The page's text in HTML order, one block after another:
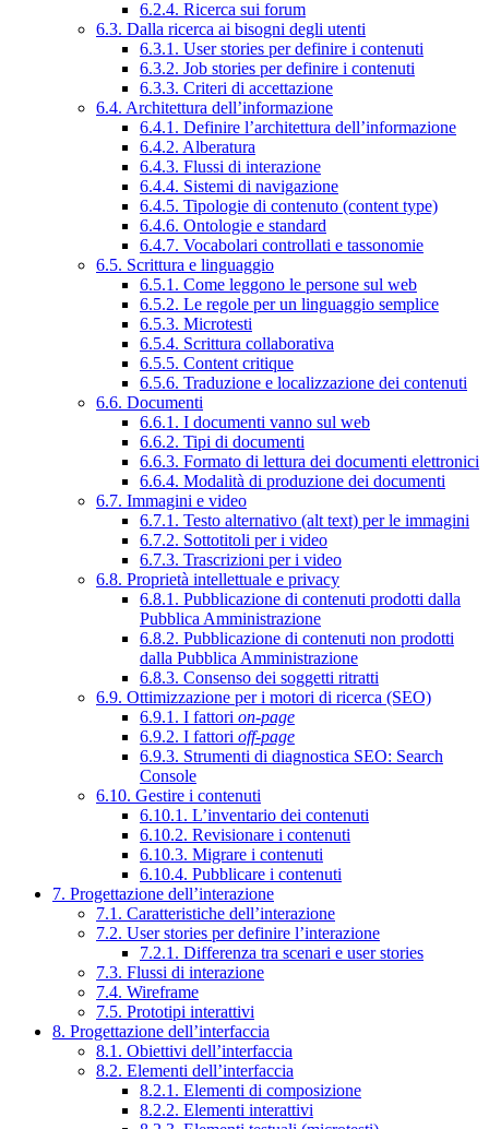
6.2.4. Ricerca sui forum
6.3. Dalla ricerca ai bisogni degli utenti
6.3.1. User stories per definire i contenuti
6.3.2. Job stories per definire i contenuti
6.3.3. Criteri di accettazione
6.4. Architettura dell’informazione
6.4.1. Definire l’architettura dell’informazione
6.4.2. Alberatura
6.4.3. Flussi di interazione
6.4.4. Sistemi di navigazione
6.4.5. Tipologie di contenuto (content type)
6.4.6. Ontologie e standard
6.4.7. Vocabolari controllati e tassonomie
6.5. Scrittura e linguaggio
6.5.1. Come leggono le persone sul web
6.5.2. Le regole per un linguaggio semplice
6.5.3. Microtesti
6.5.4. Scrittura collaborativa
6.5.5. Content critique
6.5.6. Traduzione e localizzazione dei contenuti
6.6. Documenti
6.6.1. I documenti vanno sul web
6.6.2. Tipi di documenti
6.6.3. Formato di lettura dei documenti elettronici
6.6.4. Modalità di produzione dei documenti
6.7. Immagini e video
6.7.1. Testo alternativo (alt text) per le immagini
6.7.2. Sottotitoli per i video
6.7.3. Trascrizioni per i video
6.8. Proprietà intellettuale e privacy
6.8.1. Pubblicazione di contenuti prodotti dalla
Pubblica Amministrazione
6.8.2. Pubblicazione di contenuti non prodotti
dalla Pubblica Amministrazione
6.8.3. Consenso dei soggetti ritratti
6.9. Ottimizzazione per i motori di ricerca (SEO)
6.9.1. I fattori on-page
6.9.2. I fattori off-page
6.9.3. Strumenti di diagnostica SEO: Search
Console
6.10. Gestire i contenuti
6.10.1. L’inventario dei contenuti
6.10.2. Revisionare i contenuti
6.10.3. Migrare i contenuti
6.10.4. Pubblicare i contenuti
7. Progettazione dell’interazione
7.1. Caratteristiche dell’interazione
7.2. User stories per definire l’interazione
7.2.1. Differenza tra scenari e user stories
7.3. Flussi di interazione
7.4. Wireframe
7.5. Prototipi interattivi
8. Progettazione dell’interfaccia
8.1. Obiettivi dell’interfaccia
8.2. Elementi dell’interfaccia
8.2.1. Elementi di composizione
8.2.2. Elementi interattivi